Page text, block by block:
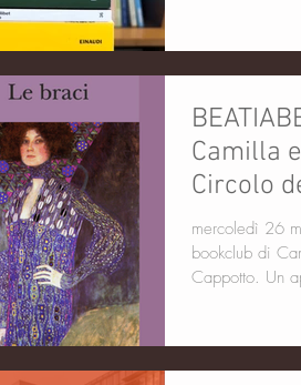
Camilla
Circolo
il circolo
mercoledì 26
bookclub di Camilla e
Cappotto. Un